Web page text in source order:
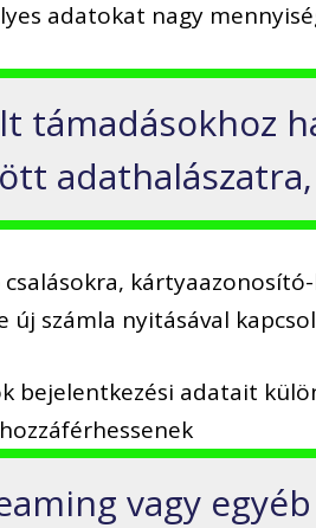
adatokat nagy
támadásokhoz
adathalászatra,
új számla nyitásával
bejelentkezési adatait
vagy